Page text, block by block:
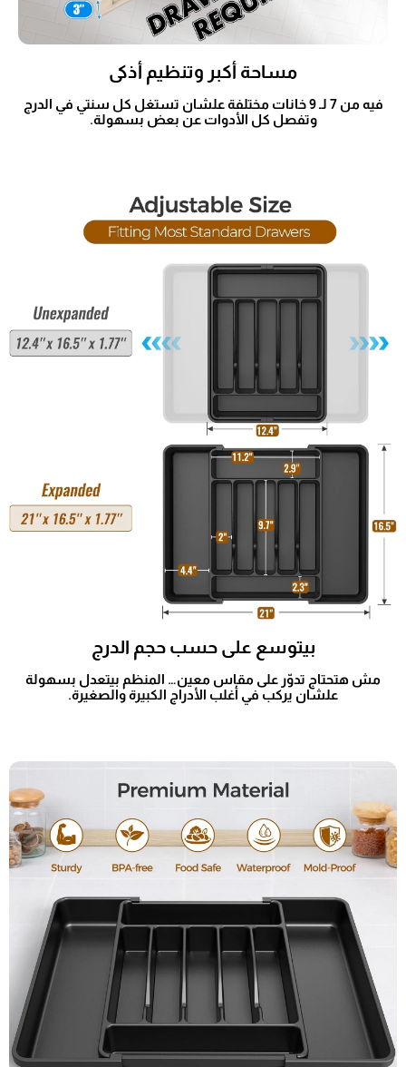
مساحة أكبر وتنظيم أذكى
فيه من 7 لـ 9 خانات مختلفة علشان تستغل كل سنتي في الدرج
وتفصل كل الأدوات عن بعض بسهولة.
بيتوسع على حسب حجم الدرج
مش هتحتاج تدوّر على مقاس معين… المنظم بيتعدل بسهولة
علشان يركب في أغلب الأدراج الكبيرة والصغيرة.